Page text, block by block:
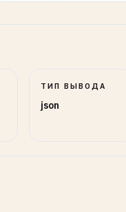
ТИП ВЫВОДА
json